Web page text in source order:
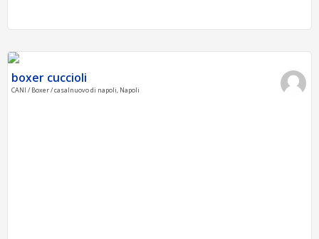
boxer cuccioli
CANI / Boxer / casalnuovo di napoli, Napoli